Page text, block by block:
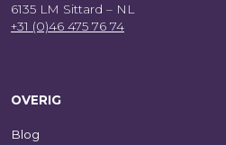
6135 LM Sittard – NL
+31 (0)46 475 76 74
OVERIG
Blog